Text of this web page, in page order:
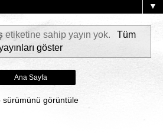
▼
etiketine sahip yayın yok.
Tüm
göster
Ana Sayfa
sürümünü görüntüle